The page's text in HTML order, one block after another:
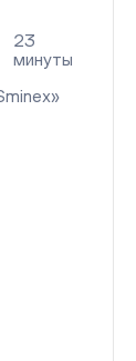
23
минуты